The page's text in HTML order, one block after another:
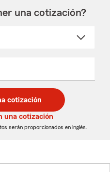
una cotización?
cotización
una cotización
serán proporcionados en inglés.